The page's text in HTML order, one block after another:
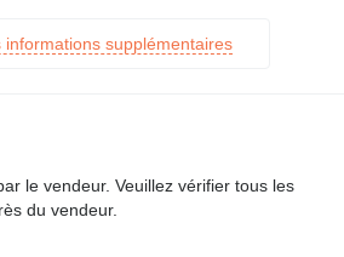
informations supplémentaires
le vendeur. Veuillez vérifier tous les
du vendeur.